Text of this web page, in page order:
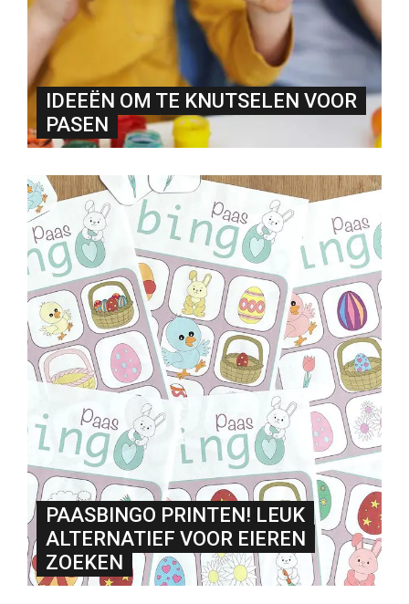
IDEEËN OM TE KNUTSELEN VOOR
PASEN
PAASBINGO PRINTEN! LEUK
ALTERNATIEF VOOR EIEREN
ZOEKEN